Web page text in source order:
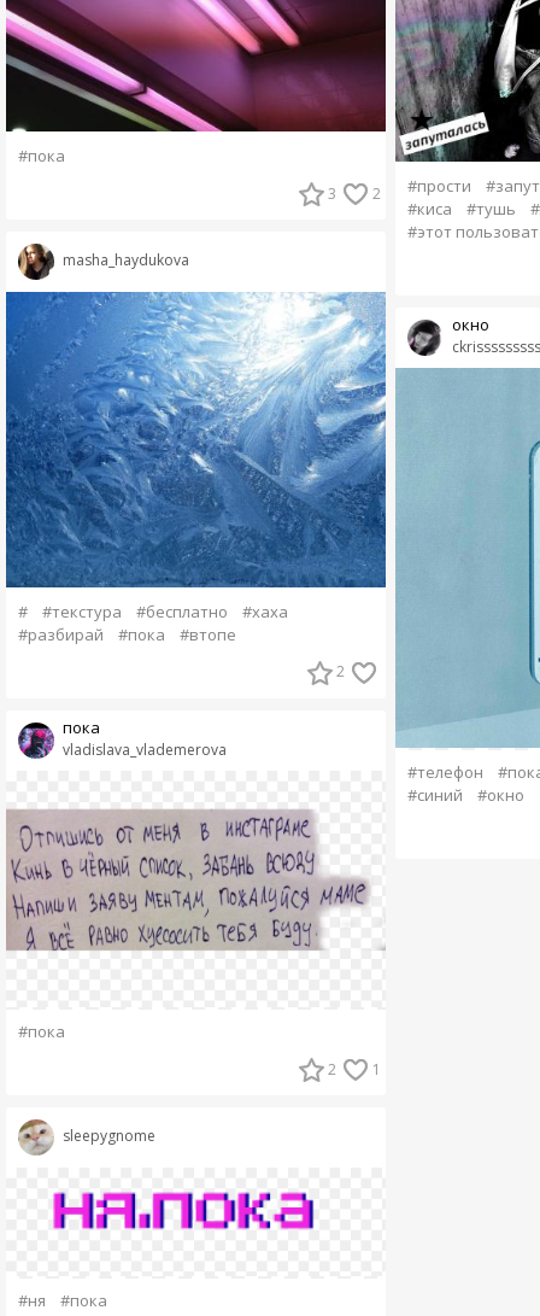
#пока
3 2
masha_haydukova
# #текстура #бесплатно
#хаха
#разбирай
#пока #втопе
2
vladislava_vlademerova
пока
#пока
2 1
sleepygnome
#ня #пока
#прости
#киса
#тушь
#этот
окно
#телефон
#синий
#окно